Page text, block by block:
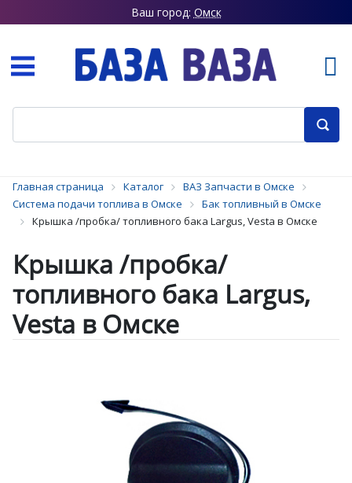
Ваш город: Омск
Главная страница Каталог
ВАЗ Запчасти в Омске
Система подачи топлива в Омске
Бак топливный в Омске
Крышка /пробка/ топливного бака Largus, Vesta в Омске
Крышка /пробка/
топливного бака Largus,
Vesta в Омске